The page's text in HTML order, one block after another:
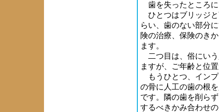
歯を失ったところに
ひとつはブリッジと
らい、歯のない部分
険の治療、保険のき
ます。
二つ目は、俗にいう
ますが、ご年齢と位
もうひとつ、インプ
の骨に人工の歯の根
です。隣の歯を削ら
するべきかみ合わせ